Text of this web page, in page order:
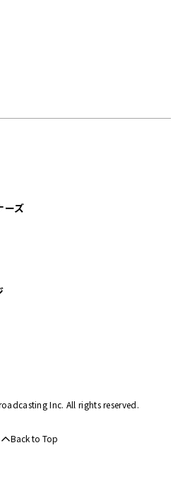
ーズ
Inc. All rights reserved.
Back to Top